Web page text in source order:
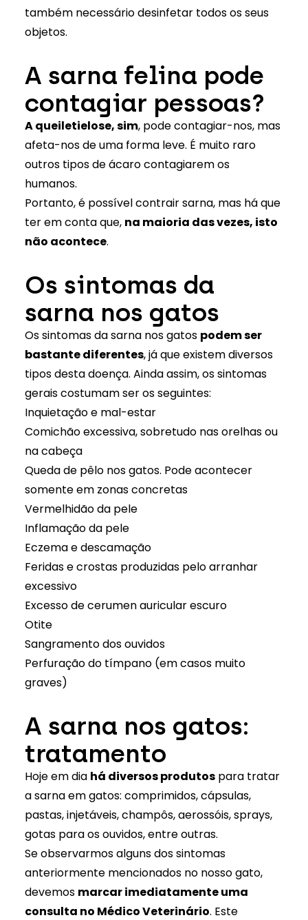
também necessário desinfetar todos os seus
objetos.
A sarna felina pode
contagiar pessoas?
A queiletielose, sim, pode contagiar-nos, mas
afeta-nos de uma forma leve. É muito raro
outros tipos de ácaro contagiarem os
humanos.
Portanto, é possível contrair sarna, mas há que
ter em conta que, na maioria das vezes, isto
não acontece.
Os sintomas da
sarna nos gatos
Os sintomas da sarna nos gatos podem ser
bastante diferentes, já que existem diversos
tipos desta doença. Ainda assim, os sintomas
gerais costumam ser os seguintes:
Inquietação e mal-estar
Comichão excessiva, sobretudo nas orelhas ou
na cabeça
Queda de pêlo nos gatos. Pode acontecer
somente em zonas concretas
Vermelhidão da pele
Inflamação da pele
Eczema e descamação
Feridas e crostas produzidas pelo arranhar
excessivo
Excesso de cerumen auricular escuro
Otite
Sangramento dos ouvidos
Perfuração do tímpano (em casos muito
graves)
A sarna nos gatos:
tratamento
Hoje em dia há diversos produtospara tratar
a sarna em gatos: comprimidos, cápsulas,
pastas, injetáveis, champôs, aerossóis, sprays,
gotas para os ouvidos, entre outras.
Se observarmos alguns dos sintomas
anteriormente mencionados no nosso gato,
devemos marcar imediatamente uma
consulta no Médico Veterinário. Este